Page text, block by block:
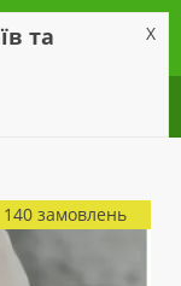
140 замовлень
та X